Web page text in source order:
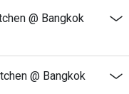
ลองวันเกิดที่ร้านของ
นเกิด" ในรายละเอียด
@ Bangkok
@ Bangkok